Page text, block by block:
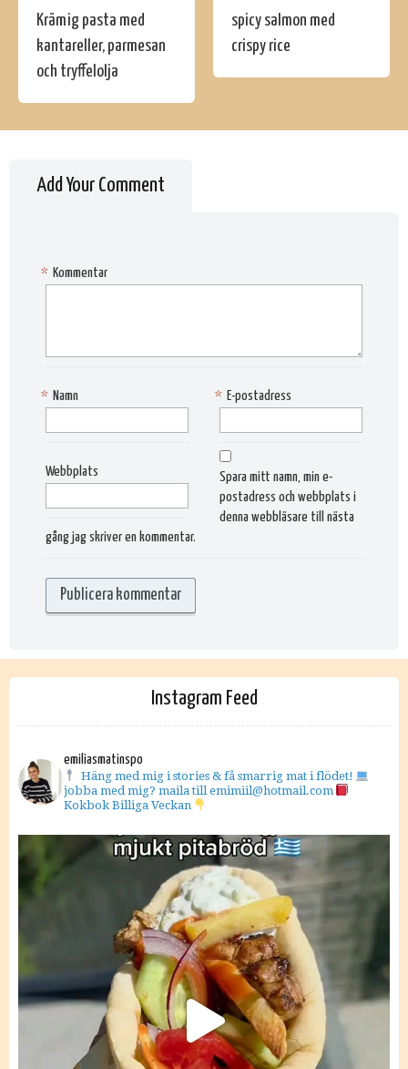
Krämig pasta med
kantareller, parmesan
och tryffelolja
spicy salmon med
crispy rice
Add Your Comment
Kommentar
*
Namn
* E-postadress
*
Webbplats
Spara mitt namn, min e-
postadress och webbplats i
denna webbläsare till nästa
gång jag skriver en kommentar.
Instagram Feed
emiliasmatinspo
Häng med mig i stories & få smarrig mat i flödet!
jobba med mig? maila till emimiil@hotmail.com
Kokbok Billiga Veckan